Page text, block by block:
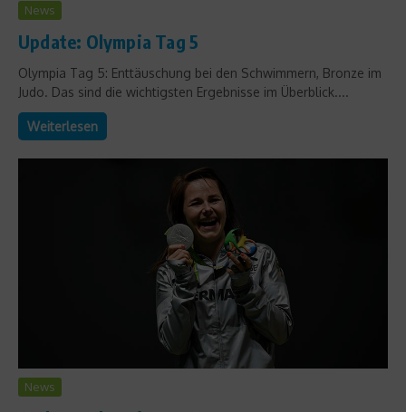
News
Update: Olympia Tag 5
Olympia Tag 5: Enttäuschung bei den Schwimmern, Bronze im
Judo. Das sind die wichtigsten Ergebnisse im Überblick....
Weiterlesen
News